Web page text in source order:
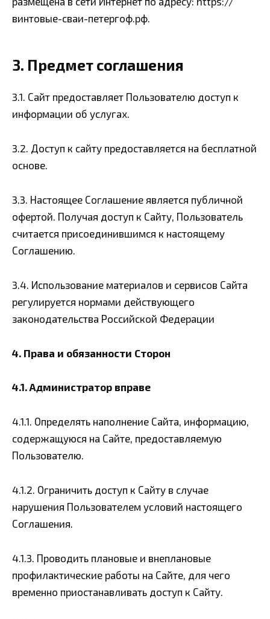
винтовые-сваи-петергоф.рф.
3. Предмет соглашения
3.1. Сайт предоставляет Пользователю доступ к
информации об услугах.
3.2. Доступ к сайту предоставляется на бесплатной
основе.
3.3. Настоящее Соглашение является публичной
офертой. Получая доступ к Сайту, Пользователь
считается присоединившимся к настоящему
Соглашению.
3.4. Использование материалов и сервисов Сайта
регулируется нормами действующего
законодательства Российской Федерации
4. Права и обязанности Сторон
4.1. Администратор вправе
4.1.1. Определять наполнение Сайта, информацию,
содержащуюся на Сайте, предоставляемую
Пользователю.
4.1.2. Ограничить доступ к Сайту в случае
нарушения Пользователем условий настоящего
Соглашения.
4.1.3. Проводить плановые и внеплановые
профилактические работы на Сайте, для чего
временно приостанавливать доступ к Сайту.